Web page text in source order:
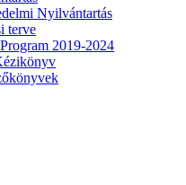
Nyilvántartás
terve
2019-2024